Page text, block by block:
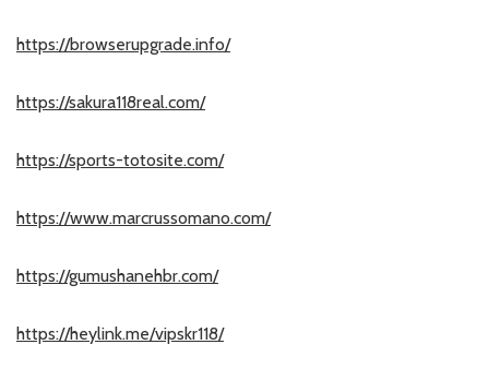
https://browserupgrade.info/
https://sakura118real.com/
https://sports-totosite.com/
https://www.marcrussomano.com/
https://gumushanehbr.com/
https://heylink.me/vipskr118/